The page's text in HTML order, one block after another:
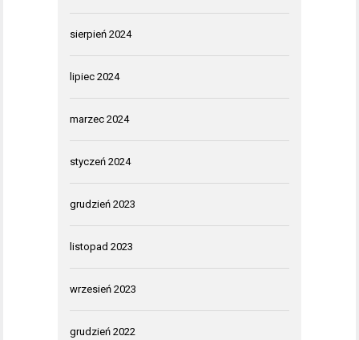
sierpień 2024
lipiec 2024
marzec 2024
styczeń 2024
grudzień 2023
listopad 2023
wrzesień 2023
grudzień 2022